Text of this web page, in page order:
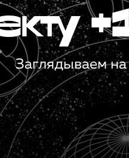
Заглядываем на